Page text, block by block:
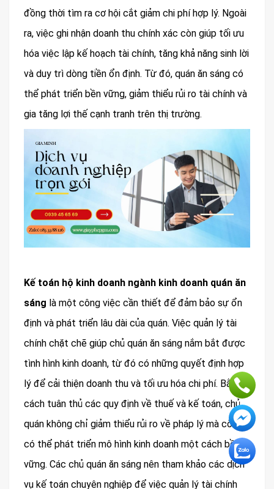
đồng thời tìm ra cơ hội cắt giảm chi phí hợp lý. Ngoài
ra, việc ghi nhận doanh thu chính xác còn giúp tối ưu
hóa việc lập kế hoạch tài chính, tăng khả năng sinh lời
và duy trì dòng tiền ổn định. Từ đó, quán ăn sáng có
thể phát triển bền vững, giảm thiểu rủi ro tài chính và
gia tăng lợi thế cạnh tranh trên thị trường.
Kế toán hộ kinh doanh ngành kinh doanh quán ăn
sáng là một công việc cần thiết để đảm bảo sự ổn
định và phát triển lâu dài của quán. Việc quản lý tài
chính chặt chẽ giúp chủ quán ăn sáng nắm bắt được
tình hình kinh doanh, từ đó có những quyết định hợp
lý để cải thiện doanh thu và tối ưu hóa chi phí. Bằng
cách tuân thủ các quy định về thuế và kế toán, chủ
quán không chỉ giảm thiểu rủi ro về pháp lý mà còn
có thể phát triển mô hình kinh doanh một cách bền
vững. Các chủ quán ăn sáng nên tham khảo các dịch
vụ kế toán chuyên nghiệp để việc quản lý tài chính